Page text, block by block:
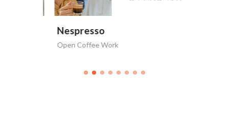
Nespresso
Open Coffee Work